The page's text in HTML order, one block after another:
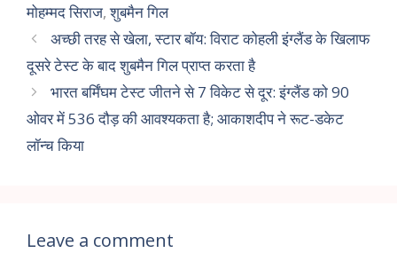
मोहम्मद सिराज,शुबमैन गिल
अच्छी तरह से खेला, स्टार बॉय: विराट कोहली इंग्लैंड के खिलाफ
दूसरे टेस्ट के बाद शुबमैन गिल प्राप्त करता है
भारत बर्मिंघम टेस्ट जीतने से 7 विकेट से दूर: इंग्लैंड को 90
ओवर में 536 दौड़ की आवश्यकता है; आकाशदीप ने रूट-डकेट
लॉन्च किया
Leave a comment